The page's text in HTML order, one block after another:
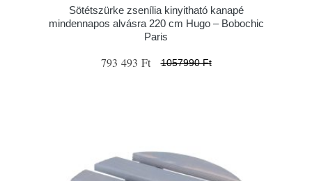
Sötétszürke zsenília kinyitható kanapé
mindennapos alvásra 220 cm Hugo – Bobochic
Paris
793 493 Ft 1057990 Ft